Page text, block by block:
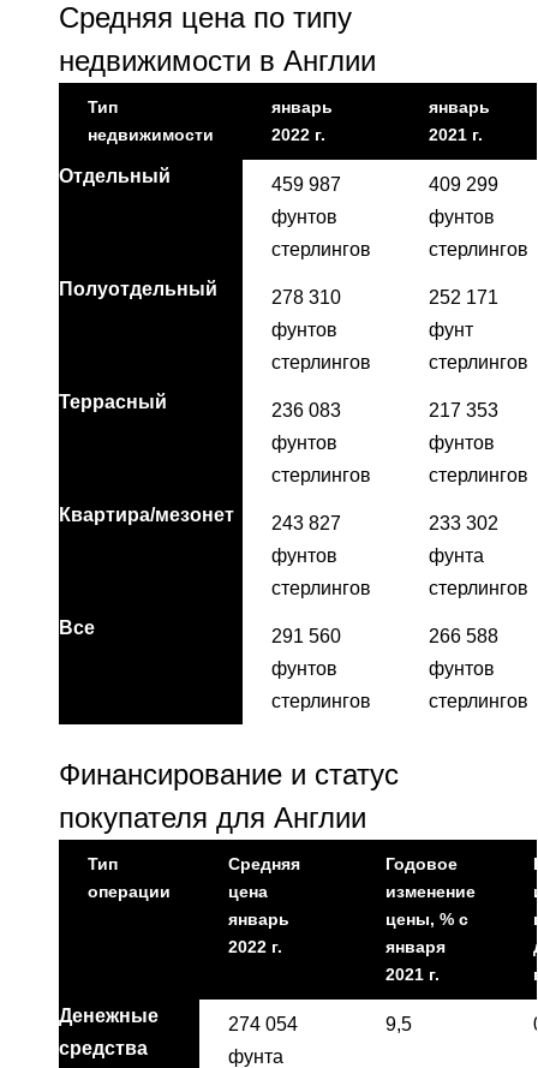
Средняя цена по типу
недвижимости в Англии
Тип
недвижимости
январь
2022 г.
январь
2021 г.
Отдельный
459 987
фунтов
стерлингов
409 299
фунтов
стерлингов
Полуотдельный
278 310
фунтов
стерлингов
252 171
фунт
стерлингов
Террасный
236 083
фунтов
стерлингов
217 353
фунтов
стерлингов
Квартира/мезонет
243 827
фунтов
стерлингов
233 302
фунта
стерлингов
Все
291 560
фунтов
стерлингов
266 588
фунтов
стерлингов
Финансирование и статус
покупателя для Англии
Тип
операции
Средняя
цена
январь
2022 г.
Годовое
изменение
цены, % с
января
2021 г.
Денежные
средства
274 054
фунта
9,5